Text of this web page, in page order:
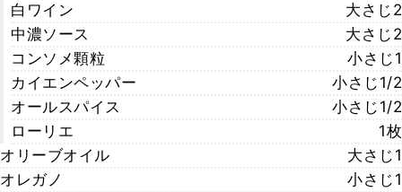
白ワイン
大さじ2
中濃ソース
大さじ2
コンソメ顆粒
小さじ1
カイエンペッパー
小さじ1/2
オールスパイス
小さじ1/2
ローリエ
1枚
オリーブオイル
大さじ1
オレガノ
小さじ1